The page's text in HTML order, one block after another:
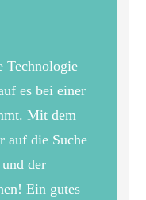
Technologie
es bei einer
Mit dem
auf die Suche
der
Ein gutes